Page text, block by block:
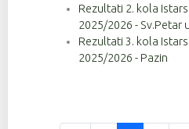
Rezultati 2. kola
2025/2026 - Sv.Petar
Rezultati 3. kola
2025/2026 - Pazin